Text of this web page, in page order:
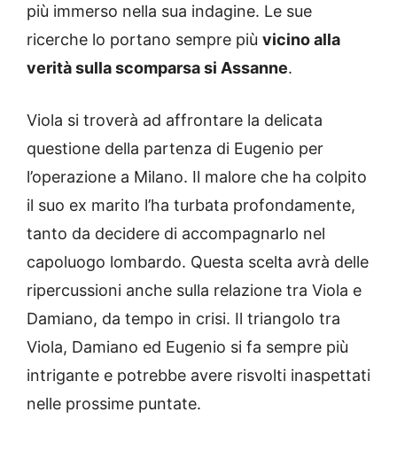
più immerso nella sua indagine. Le sue
ricerche lo portano sempre più vicino alla
verità sulla scomparsa si Assanne.
Viola si troverà ad affrontare la delicata
questione della partenza di Eugenio per
l’operazione a Milano. Il malore che ha colpito
il suo ex marito l’ha turbata profondamente,
tanto da decidere di accompagnarlo nel
capoluogo lombardo. Questa scelta avrà delle
ripercussioni anche sulla relazione tra Viola e
Damiano, da tempo in crisi. Il triangolo tra
Viola, Damiano ed Eugenio si fa sempre più
intrigante e potrebbe avere risvolti inaspettati
nelle prossime puntate.